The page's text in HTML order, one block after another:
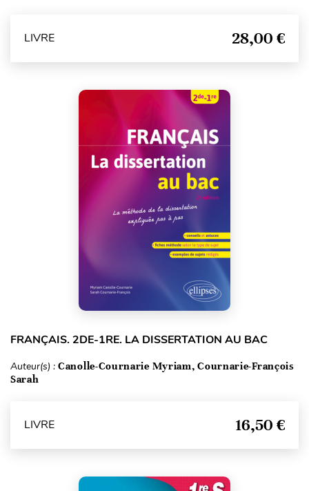
LIVRE 28,00 €
FRANÇAIS. 2DE-1RE. LA DISSERTATION AU BAC
Auteur(s) : Canolle-Cournarie Myriam, Cournarie-François
Sarah
LIVRE 16,50 €